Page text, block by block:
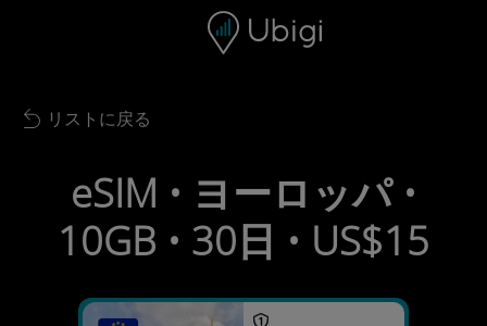
ナビゲーションバー フッター
Back to list
リストに戻る
eSIM • ヨーロッパ •
10GB • 30日 • US$15